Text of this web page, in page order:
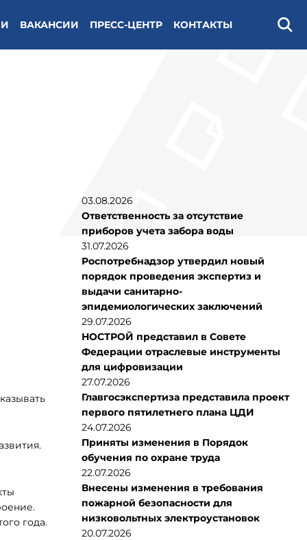
ВАКАНСИИ ПРЕСС-ЦЕНТР КОНТАКТЫ
года.
03.08.2026
Ответственность за отсутствие
приборов учета забора воды
31.07.2026
Роспотребнадзор утвердил новый
порядок проведения экспертиз и
выдачи санитарно-
эпидемиологических заключений
29.07.2026
НОСТРОЙ представил в Совете
Федерации отраслевые инструменты
для цифровизации
27.07.2026
Главгосэкспертиза представила проект
первого пятилетнего плана ЦДИ
24.07.2026
Приняты изменения в Порядок
обучения по охране труда
22.07.2026
Внесены изменения в требования
пожарной безопасности для
низковольтных электроустановок
20.07.2026